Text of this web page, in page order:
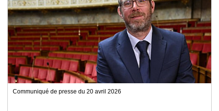
Communiqué de presse du 20 avril 2026